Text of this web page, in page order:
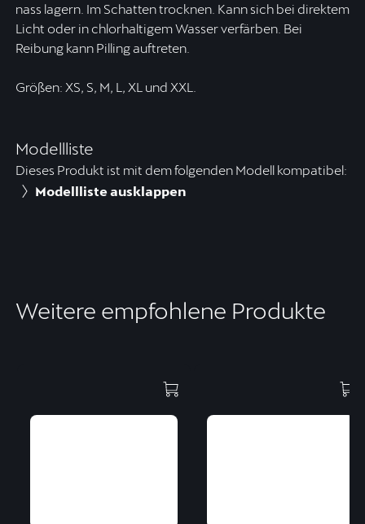
nass lagern. Im Schatten trocknen. Kann sich bei direktem
Licht oder in chlorhaltigem Wasser verfärben. Bei
Reibung kann Pilling auftreten.
Größen: XS, S, M, L, XL und XXL.
Modellliste
Dieses Produkt ist mit dem folgenden Modell kompatibel:
Modellliste ausklappen
Weitere empfohlene Produkte